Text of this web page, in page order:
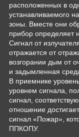
расположенных в
устанавливаемого
зоны. Вместе они
прибор определяет
Сигнал от
отражается от
возгорании дым от
и задымленная
В приемнике
уровнем сигнала,
сигнал,
отношение
сигнал «Пожар»,
ППКОПУ.